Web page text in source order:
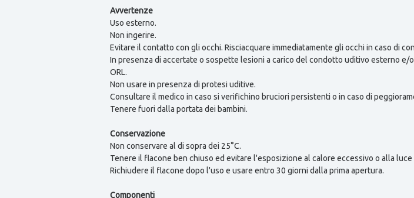
Avvertenze
Uso esterno.
Non ingerire.
Evitare il contatto con gli occhi. Risciacquare immediatamente gli occhi in caso di
In presenza di accertate o sospette lesioni a carico del condotto uditivo esterno
ORL.
Non usare in presenza di protesi uditive.
Consultare il medico in caso si verifichino bruciori persistenti o in caso di
Tenere fuori dalla portata dei bambini.
Conservazione
Non conservare al di sopra dei 25°C.
Tenere il flacone ben chiuso ed evitare l'esposizione al calore eccessivo o alla luce
Richiudere il flacone dopo l'uso e usare entro 30 giorni dalla prima apertura.
Componenti